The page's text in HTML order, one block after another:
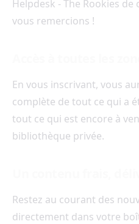
Helpdesk - The Rookies
vous remercions !
En vous inscrivant, vous
complète de tout ce qui a
tout ce qui est encore à
bibliothèque privée.
Restez au courant des
directement dans votre